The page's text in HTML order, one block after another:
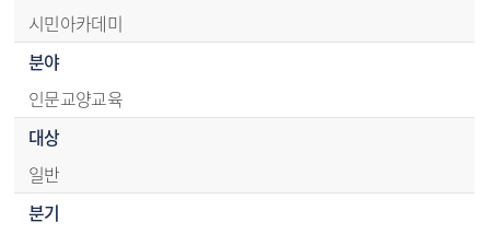
시민아카데미
분야
인문교양교육
대상
일반
분기